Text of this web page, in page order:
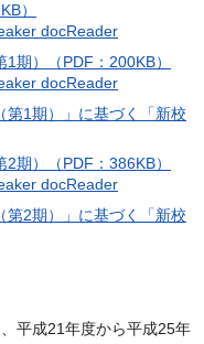
）
期）（PDF：200KB）
第1期）」に基づく「新校
期）（PDF：386KB）
第2期）」に基づく「新校
平成21年度から平成25年